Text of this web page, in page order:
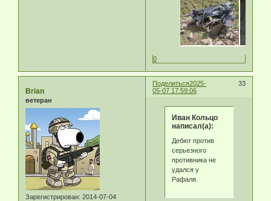
0
Поделиться 33
2025-
05-07 17:59:06
Brian
ветеран
Зарегистрирован: 2014-07-04
Иван Кольцо
написал(а):
Дебют против
серьезного
противника не
удался у
Рафаля.